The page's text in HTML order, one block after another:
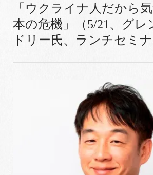
「ウクライナ人だから
本の危機」（5/21、グレ
ドリー氏、ランチセミナ